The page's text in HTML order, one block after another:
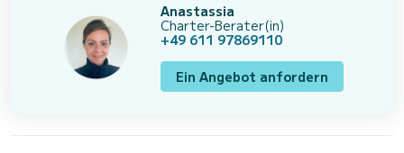
Anastassia
Charter-Berater(in)
+49 611 97869110
Ein Angebot anfordern